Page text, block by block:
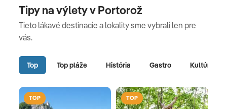
Tipy na výlety v Portorož
Tieto lákavé destinacie a lokality sme vybrali len pre
vás.
Top Top pláže História Gastro Kultúra
TOP TOP